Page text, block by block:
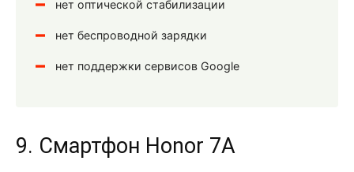
нет оптической стабилизации
нет беспроводной зарядки
нет поддержки сервисов Google
9. Смартфон Honor 7A